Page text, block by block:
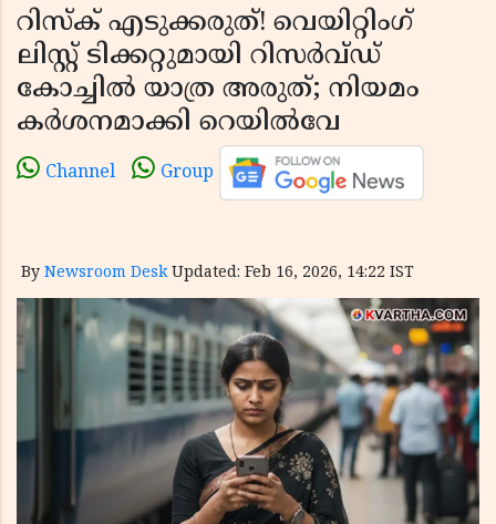
റിസ്ക് എടുക്കരുത്! വെയിറ്റിംഗ്
ലിസ്റ്റ് ടിക്കറ്റുമായി റിസർവ്ഡ്
കോച്ചിൽ യാത്ര അരുത്; നിയമം
കർശനമാക്കി റെയിൽവേ
Channel Group
By Newsroom Desk Updated: Feb 16, 2026, 14:22 IST